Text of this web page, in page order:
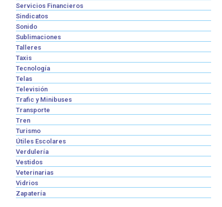
Servicios Financieros
Sindicatos
Sonido
Sublimaciones
Talleres
Taxis
Tecnología
Telas
Televisión
Trafic y Minibuses
Transporte
Tren
Turismo
Útiles Escolares
Verdulería
Vestidos
Veterinarias
Vidrios
Zapatería